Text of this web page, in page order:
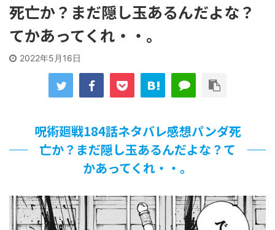
【R-18】真・女神転生 Road to the Transcendence【二次
創作】 第２０話
北原ももさんの挑発!!!
【遊戯王】いつ見ても覚醒だけ地属性との関連が意味不明だ
美少女図鑑AWARD2026グランプリ・榎本彩乃、グラビア披
露！透明感が凄い！！
【画像】『プリズマ☆イリヤ』の新グッズ、流石に一線を越
えてしまう
北原ももさんの挑発!!!
…背が高い娘
佐藤絢音ちゃん(11)が万バズ！！
「洋画に日本版主題歌は必要か?」論争
死亡か？まだ隠し玉あるんだよな？
てかあってくれ・・。
2022年5月16日
呪術廻戦184話ネタバレ感想パンダ死
亡か？まだ隠し玉あるんだよな？て
かあってくれ・・。